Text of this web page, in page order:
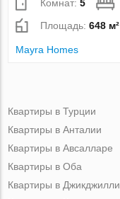
Комнат:5
Площадь:648 м²
Mayra Homes
Квартиры в Турции
Квартиры в Анталии
Квартиры в Авсалларе
Квартиры в Оба
Квартиры в Джикджилли